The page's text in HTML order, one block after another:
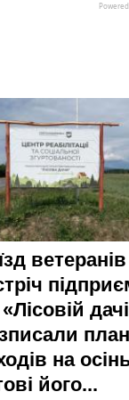
план
на
його...